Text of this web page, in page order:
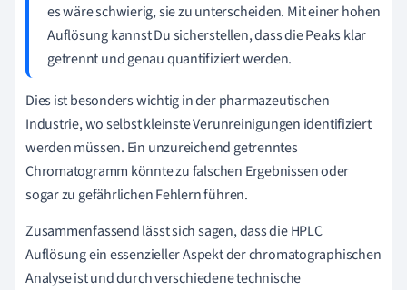
es wäre schwierig, sie zu unterscheiden. Mit einer hohen
Auflösung kannst Du sicherstellen, dass die Peaks klar
getrennt und genau quantifiziert werden.
Dies ist besonders wichtig in der pharmazeutischen
Industrie, wo selbst kleinste Verunreinigungen identifiziert
werden müssen. Ein unzureichend getrenntes
Chromatogramm könnte zu falschen Ergebnissen oder
sogar zu gefährlichen Fehlern führen.
Zusammenfassend lässt sich sagen, dass die HPLC
Auflösung ein essenzieller Aspekt der chromatographischen
Analyse ist und durch verschiedene technische